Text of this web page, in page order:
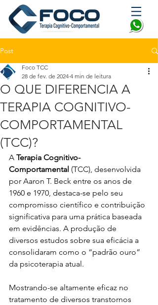
Post
O QUE DIFERENCIA A
TERAPIA COGNITIVO-
COMPORTAMENTAL
(TCC)?
Foco TCC
28 de fev. de 2024 4 min de leitura
A Terapia Cognitivo-
Comportamental (TCC), desenvolvida
por Aaron T. Beck entre os anos de
1960 e 1970, destaca-se pelo seu
compromisso científico e contribuição
significativa para uma prática baseada
em evidências. A produção de
diversos estudos sobre sua eficácia a
consolidaram como o “padrão ouro”
da psicoterapia atual.
Mostrando-se altamente eficaz no
tratamento de diversos transtornos